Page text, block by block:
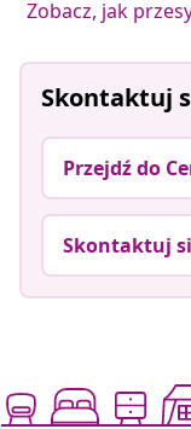
Zobacz, jak
Skontaktuj
Przejdź do
Skontaktuj